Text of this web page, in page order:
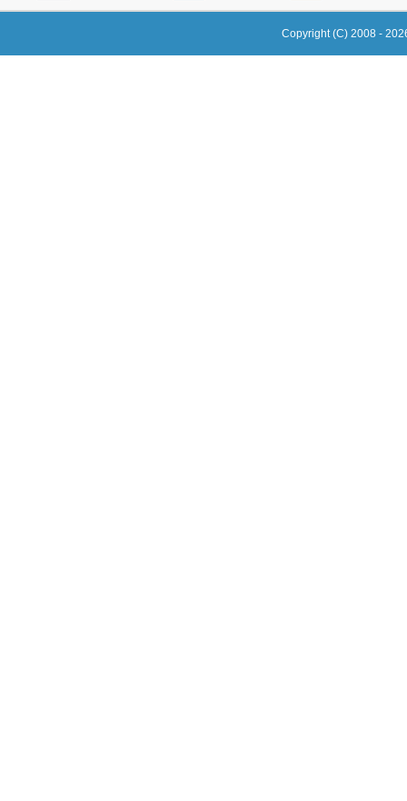
Copyright (C) 2008 -